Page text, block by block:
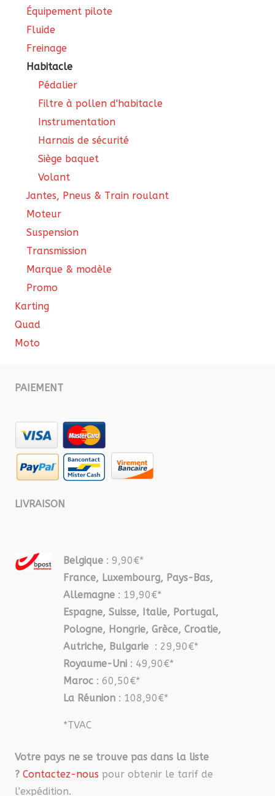
Équipement pilote
Fluide
Freinage
Habitacle
Pédalier
Filtre à pollen d'habitacle
Instrumentation
Harnais de sécurité
Siège baquet
Volant
Jantes, Pneus & Train roulant
Moteur
Suspension
Transmission
Marque & modèle
Promo
Karting
Quad
Moto
PAIEMENT
LIVRAISON
Belgique : 9,90€*
France, Luxembourg, Pays-Bas,
Allemagne : 19,90€*
Espagne, Suisse, Italie, Portugal,
Pologne, Hongrie, Grèce, Croatie,
Autriche, Bulgarie : 29,90€*
Royaume-Uni : 49,90€*
Maroc : 60,50€*
La Réunion : 108,90€*
*TVAC
Votre pays ne se trouve pas dans la liste
? Contactez-nous pour obtenir le tarif de
l’expédition.